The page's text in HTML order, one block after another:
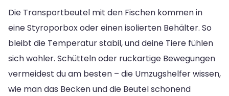
Die Transportbeutel mit den Fischen kommen in
eine Styroporbox oder einen isolierten Behälter. So
bleibt die Temperatur stabil, und deine Tiere fühlen
sich wohler. Schütteln oder ruckartige Bewegungen
vermeidest du am besten – die Umzugshelfer wissen,
wie man das Becken und die Beutel schonend